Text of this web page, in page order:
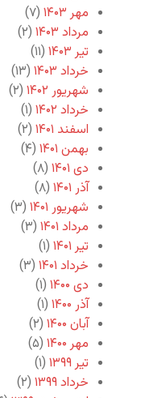
مهر ۱۴۰۳
(۷)
مرداد ۱۴۰۳
(۲)
تیر ۱۴۰۳
(۱۱)
خرداد ۱۴۰۳
(۱۳)
شهریور ۱۴۰۲
(۲)
خرداد ۱۴۰۲
(۱)
اسفند ۱۴۰۱
(۲)
بهمن ۱۴۰۱
(۴)
دی ۱۴۰۱
(۸)
آذر ۱۴۰۱
(۸)
شهریور ۱۴۰۱
(۳)
مرداد ۱۴۰۱
(۳)
تیر ۱۴۰۱
(۱)
خرداد ۱۴۰۱
(۳)
دی ۱۴۰۰
(۱)
آذر ۱۴۰۰
(۱)
آبان ۱۴۰۰
(۲)
مهر ۱۴۰۰
(۵)
تیر ۱۳۹۹
(۱)
خرداد ۱۳۹۹
(۲)